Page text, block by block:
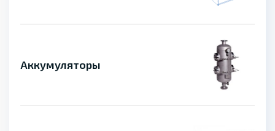
Аккумуляторы